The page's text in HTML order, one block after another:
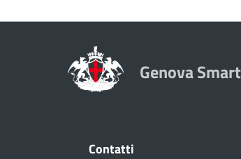
Genova Smart
Contatti